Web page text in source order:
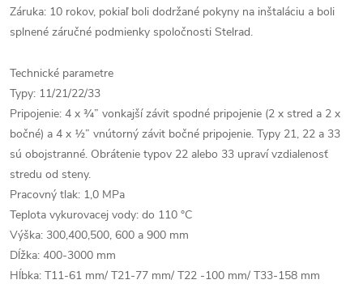
Záruka: 10 rokov, pokiaľ boli dodržané pokyny na inštaláciu a boli
splnené záručné podmienky spoločnosti Stelrad.
Technické parametre
Typy: 11/21/22/33
Pripojenie: 4 x ¾” vonkajší závit spodné pripojenie (2 x stred a 2 x
bočné) a 4 x ½” vnútorný závit bočné pripojenie. Typy 21, 22 a 33
sú obojstranné. Obrátenie typov 22 alebo 33 upraví vzdialenosť
stredu od steny.
Pracovný tlak: 1,0 MPa
Teplota vykurovacej vody: do 110 °C
Výška: 300,400,500, 600 a 900 mm
Dĺžka: 400-3000 mm
Hĺbka: T11-61 mm/ T21-77 mm/ T22 -100 mm/ T33-158 mm